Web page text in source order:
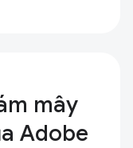
mây
Adobe